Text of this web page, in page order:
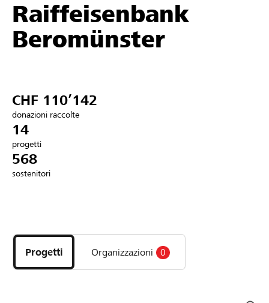
Sostenere
Aiuto & supporto
Collegarsi
DE FR IT
Raiffeisenbank
Beromünster
CHF 110’142
donazioni raccolte
14
progetti
568
sostenitori
i
progetti
e
Progetti Organizzazioni 0